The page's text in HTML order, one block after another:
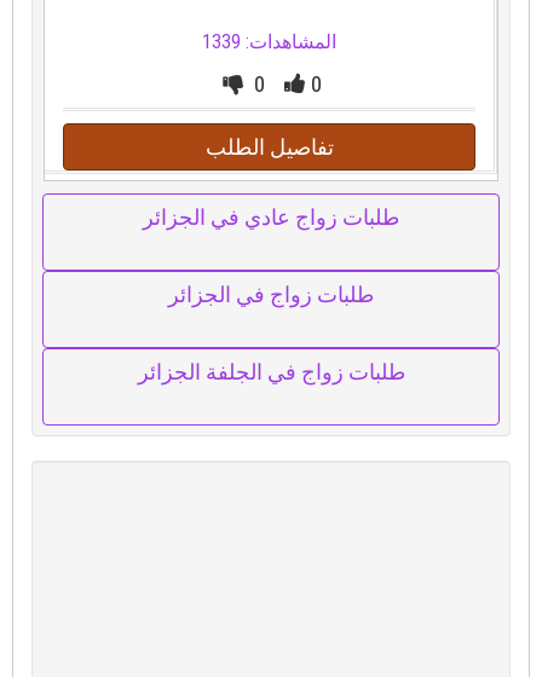
المشاهدات: 1339
0
0
تفاصيل الطلب
طلبات زواج عادي في الجزائر
طلبات زواج في الجزائر
طلبات زواج في الجلفة الجزائر